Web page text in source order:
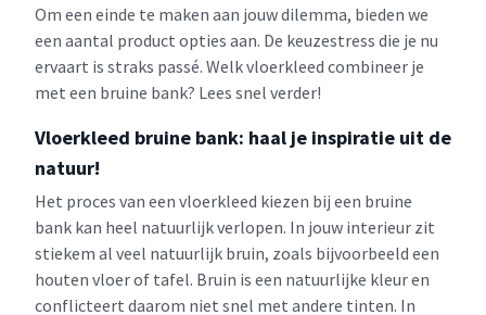
Om een einde te maken aan jouw dilemma, bieden we
een aantal product opties aan. De keuzestress die je nu
ervaart is straks passé. Welk vloerkleed combineer je
met een bruine bank? Lees snel verder!
Vloerkleed bruine bank: haal je inspiratie uit de
natuur!
Het proces van een vloerkleed kiezen bij een bruine
bank kan heel natuurlijk verlopen. In jouw interieur zit
stiekem al veel natuurlijk bruin, zoals bijvoorbeeld een
houten vloer of tafel. Bruin is een natuurlijke kleur en
conflicteert daarom niet snel met andere tinten. In